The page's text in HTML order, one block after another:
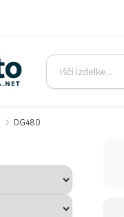
DG480